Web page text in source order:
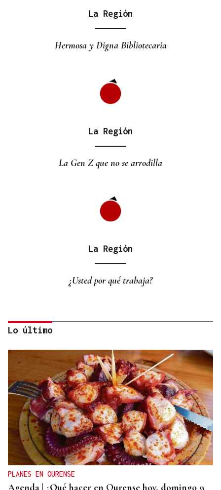
La Región
Hermosa y Digna Bibliotecaria
La Región
La Gen Z que no se arrodilla
La Región
¿Usted por qué trabaja?
La Región
San Lorenzo
Lo último
PLANES EN OURENSE
Agenda | ¿Qué hacer en Ourense hoy, domingo 9